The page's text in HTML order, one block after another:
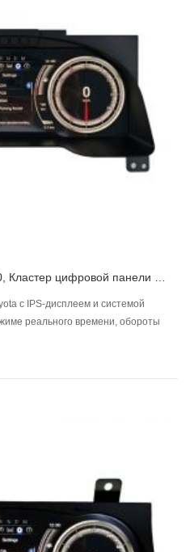
с IPS-дисплеем и системой
реального времени, обороты
двигателя и давление в
синхронизацию.